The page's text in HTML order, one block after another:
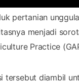
pertanian
menjadi
Practice
tersebut diambil